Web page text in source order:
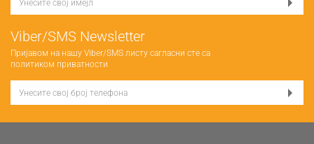
Viber/SMS Newsletter
Пријавом на нашу Viber/SMS листу сагласни сте са
политиком приватности